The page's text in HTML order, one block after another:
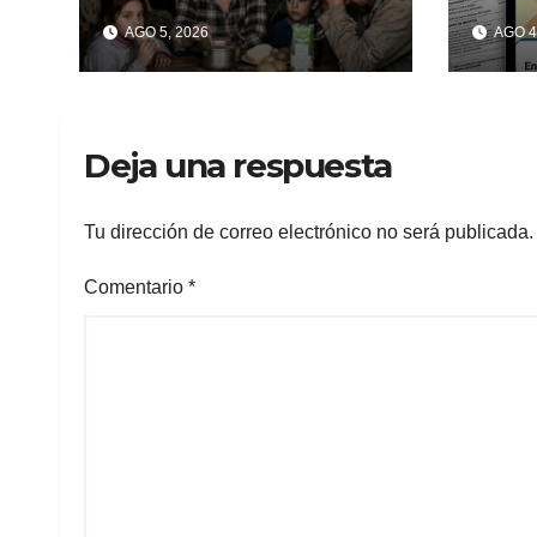
MILEI SIGUE
MINTIENDO
AGO 5, 2026 AGO
Deja una respuesta
Tu dirección de correo electrónico no será publicada.
Comentario *